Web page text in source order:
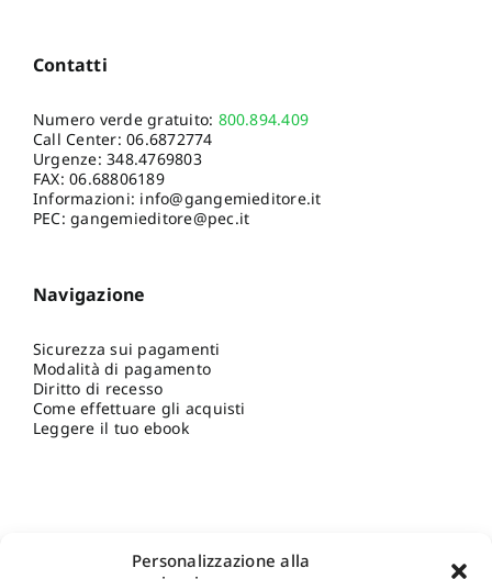
Personalizzazione alla
Contatti
Numero verde gratuito: 800.894.409
Call Center:06.6872774
Urgenze:348.4769803
FAX: 06.68806189
Informazioni: info@gangemieditore.it
PEC: gangemieditore@pec.it
Navigazione
Sicurezza sui pagamenti
Modalità di pagamento
Diritto di recesso
Come effettuare gli acquisti
Leggere il tuo ebook